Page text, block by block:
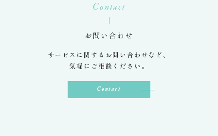
Contact
お問い合わせ
サービスに関するお問い合わせなど、
気軽にご相談ください。
Contact